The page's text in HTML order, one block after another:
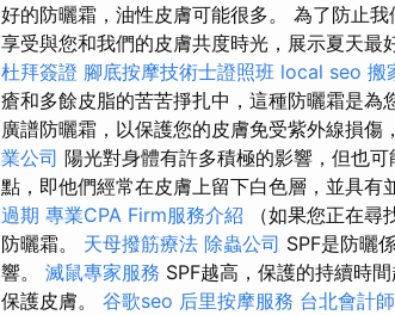
好的防曬霜，油性皮膚可能很多。 為了防止
享受與您和我們的皮膚共度時光，展示夏天最
杜拜簽證 腳底按摩技術士證照班 local seo 搬
瘡和多餘皮脂的苦苦掙扎中，這種防曬霜是為
廣譜防曬霜，以保護您的皮膚免受紫外線損傷
業公司 陽光對身體有許多積極的影響，但也
點，即他們經常在皮膚上留下白色層，並具有
過期 專業CPA Firm服務介紹 （如果您正在尋
防曬霜。 天母撥筋療法 除蟲公司 SPF是防曬
響。 滅鼠專家服務 SPF越高，保護的持續時
保護皮膚。 谷歌seo 后里按摩服務 台北會計師